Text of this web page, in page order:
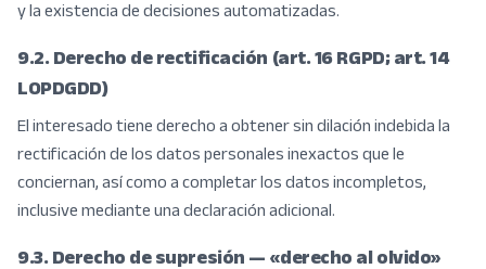
y la existencia de decisiones automatizadas.
9.2. Derecho de rectificación (art. 16 RGPD; art. 14
LOPDGDD)
El interesado tiene derecho a obtener sin dilación indebida la
rectificación de los datos personales inexactos que le
conciernan, así como a completar los datos incompletos,
inclusive mediante una declaración adicional.
9.3. Derecho de supresión — «derecho al olvido»